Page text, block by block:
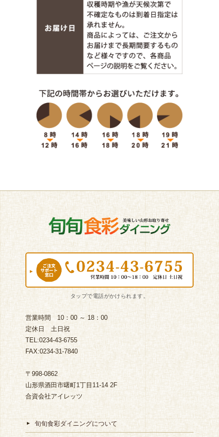
営業時間 10：00 ～ 18：00
定休日 土日祝
TEL:0234-43-6755
FAX:0234-31-7840
〒998-0862
山形県酒田市曙町1丁目11-14 2F
合資会社アイレッツ
旬旬食彩ダイニングについて